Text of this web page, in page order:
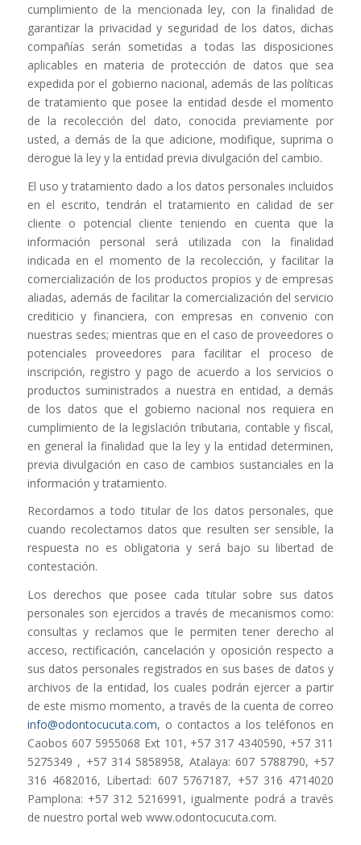
cumplimiento de la mencionada ley, con la finalidad de
garantizar la privacidad y seguridad de los datos, dichas
compañías serán sometidas a todas las disposiciones
aplicables en materia de protección de datos que sea
expedida por el gobierno nacional, además de las políticas
de tratamiento que posee la entidad desde el momento
de la recolección del dato, conocida previamente por
usted, a demás de la que adicione, modifique, suprima o
derogue la ley y la entidad previa divulgación del cambio.
El uso y tratamiento dado a los datos personales incluidos
en el escrito, tendrán el tratamiento en calidad de ser
cliente o potencial cliente teniendo en cuenta que la
información personal será utilizada con la finalidad
indicada en el momento de la recolección, y facilitar la
comercialización de los productos propios y de empresas
aliadas, además de facilitar la comercialización del servicio
crediticio y financiera, con empresas en convenio con
nuestras sedes; mientras que en el caso de proveedores o
potenciales proveedores para facilitar el proceso de
inscripción, registro y pago de acuerdo a los servicios o
productos suministrados a nuestra en entidad, a demás
de los datos que el gobierno nacional nos requiera en
cumplimiento de la legislación tributaria, contable y fiscal,
en general la finalidad que la ley y la entidad determinen,
previa divulgación en caso de cambios sustanciales en la
información y tratamiento.
Recordamos a todo titular de los datos personales, que
cuando recolectamos datos que resulten ser sensible, la
respuesta no es obligatoria y será bajo su libertad de
contestación.
Los derechos que posee cada titular sobre sus datos
personales son ejercidos a través de mecanismos como:
consultas y reclamos que le permiten tener derecho al
acceso, rectificación, cancelación y oposición respecto a
sus datos personales registrados en sus bases de datos y
archivos de la entidad, los cuales podrán ejercer a partir
de este mismo momento, a través de la cuenta de correo
info@odontocucuta.com, o contactos a los teléfonos en
Caobos 607 5955068 Ext 101, +57 317 4340590, +57 311
5275349 , +57 314 5858958, Atalaya: 607 5788790, +57
316 4682016, Libertad: 607 5767187, +57 316 4714020
Pamplona: +57 312 5216991, igualmente podrá a través
de nuestro portal web www.odontocucuta.com.